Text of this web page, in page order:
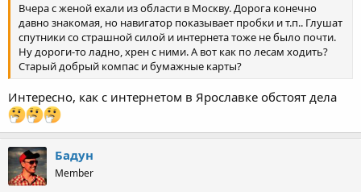
Вчера с женой ехали из области в Москву. Дорога конечно
давно знакомая, но навигатор показывает пробки и т.п.. Глушат
спутники со страшной силой и интернета тоже не было почти.
Ну дороги-то ладно, хрен с ними. А вот как по лесам ходить?
Старый добрый компас и бумажные карты?
Интересно, как с интернетом в Ярославке обстоят дела
Бадун
Member